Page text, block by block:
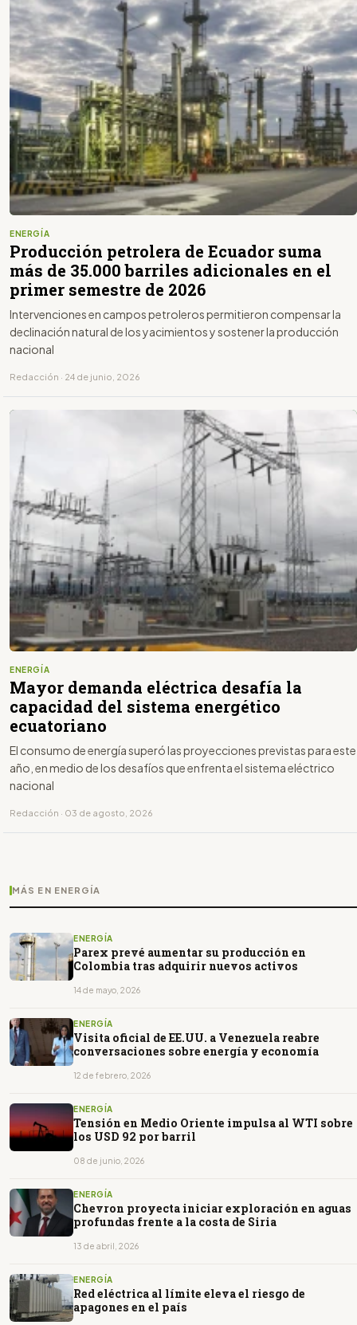
ENERGÍA
Producción petrolera de Ecuador suma
más de 35.000 barriles adicionales en el
primer semestre de 2026
Intervenciones en campos petroleros permitieron compensar la
declinación natural de los yacimientos y sostener la producción
nacional
Redacción · 24 de junio, 2026
ENERGÍA
Mayor demanda eléctrica desafía la
capacidad del sistema energético
ecuatoriano
El consumo de energía superó las proyecciones previstas para este
año, en medio de los desafíos que enfrenta el sistema eléctrico
nacional
Redacción · 03 de agosto, 2026
MÁS EN ENERGÍA
ENERGÍA
Parex prevé aumentar su producción en
Colombia tras adquirir nuevos activos
14 de mayo, 2026
ENERGÍA
Visita oficial de EE.UU. a Venezuela reabre
conversaciones sobre energía y economía
12 de febrero, 2026
ENERGÍA
Tensión en Medio Oriente impulsa al WTI sobre
los USD 92 por barril
08 de junio, 2026
ENERGÍA
Chevron proyecta iniciar exploración en aguas
profundas frente a la costa de Siria
13 de abril, 2026
ENERGÍA
Red eléctrica al límite eleva el riesgo de
apagones en el país